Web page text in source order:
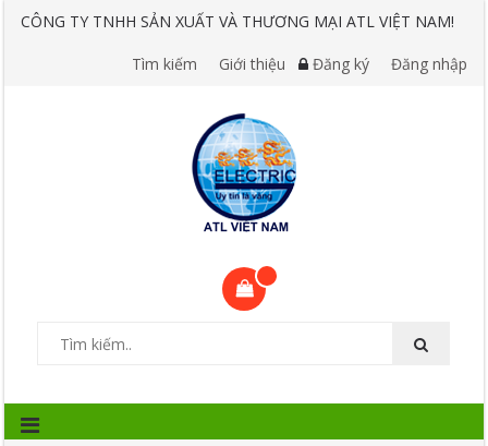
CÔNG TY TNHH SẢN XUẤT VÀ THƯƠNG MẠI ATL VIỆT NAM!
Tìm kiếm Giới thiệu Đăng ký Đăng nhập